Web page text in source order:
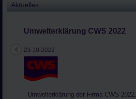
Aktuelles
Umwelterklärung CWS 2022
23-10-2022
Umwelterklärung der Firma CWS